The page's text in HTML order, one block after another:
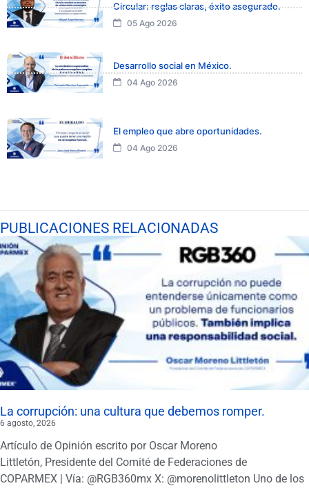
Circular: reglas claras, éxito asegurado.
05 Ago 2026
Desarrollo social en México.
04 Ago 2026
El empleo que abre oportunidades.
04 Ago 2026
PUBLICACIONES RELACIONADAS
La corrupción: una cultura que debemos romper.
6 agosto, 2026
Artículo de Opinión escrito por Oscar Moreno
Littletón, Presidente del Comité de Federaciones de
COPARMEX | Vía: @RGB360mx X: @morenolittleton Uno de los